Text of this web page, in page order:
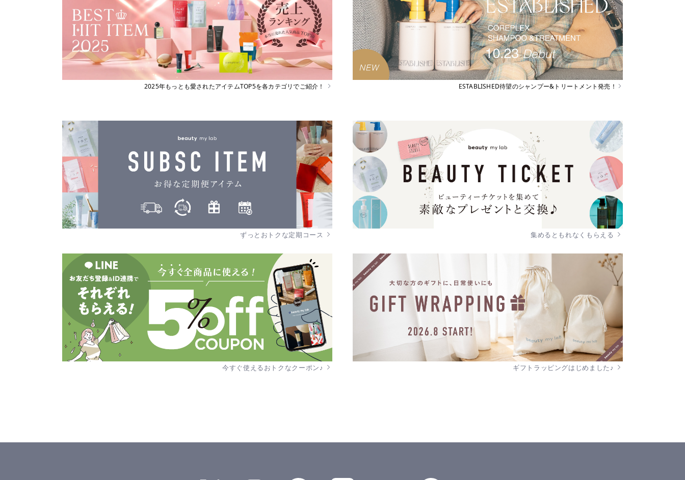
2025年もっとも愛されたアイテムTOP5を各カテゴリでご紹介！ ESTABLISHED待望のシャンプー&トリートメント発売！
ずっとおトクな定期コース 集めるともれなくもらえる
今すぐ使えるおトクなクーポン♪ ギフトラッピングはじめました♪